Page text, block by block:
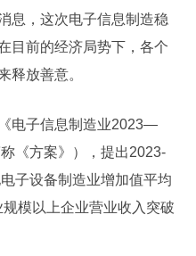
息，这次电子信息制造稳
目前的经济局势下，各个
释放善意。
电子信息制造业2023—
《方案》），提出2023-
子设备制造业增加值平均
模以上企业营业收入突破